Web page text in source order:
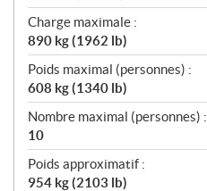
Charge maximale :
890 kg (1962 lb)
Poids maximal (personnes) :
608 kg (1340 lb)
Nombre maximal (personnes) :
10
Poids approximatif :
954 kg (2103 lb)